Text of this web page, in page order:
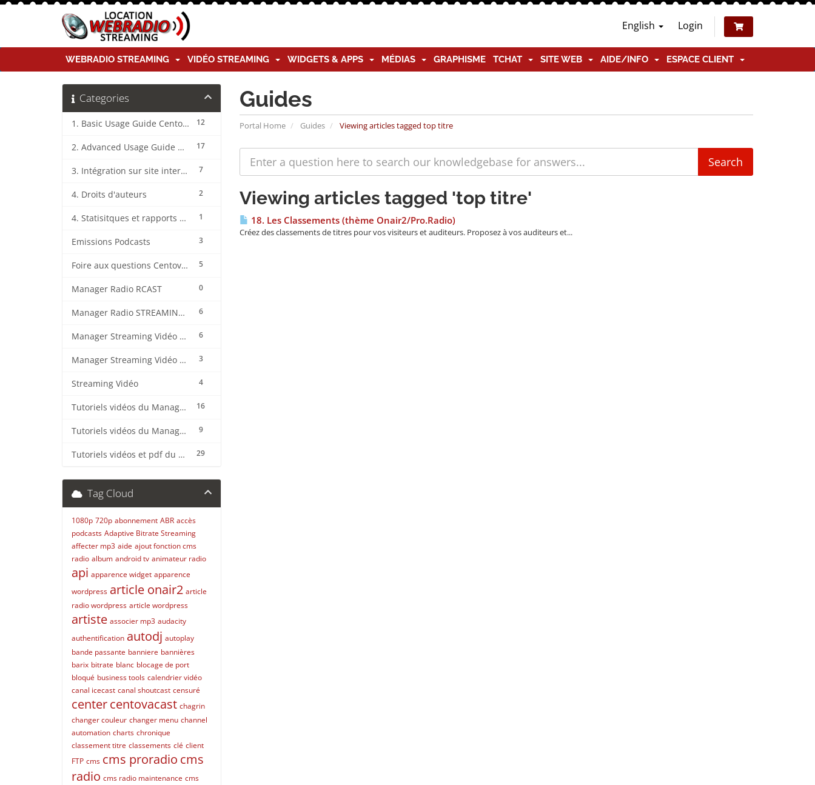
English Login
WEBRADIO STREAMING VIDÉO STREAMING WIDGETS & APPS MÉDIAS GRAPHISME TCHAT SITE WEB AIDE/INFO ESPACE CLIENT
Guides
Portal Home Guides Viewing articles tagged top titre
Categories
12
1. Basic Usage Guide CentovaCast
17
2. Advanced Usage Guide CentovaCast
7
3. Intégration sur site internet CentovaCast
2
4. Droits d'auteurs
1
4. Statisitques et rapports CentovaCast
3
Emissions Podcasts
5
Foire aux questions CentovaCast
0
Manager Radio RCAST
6
Manager Radio STREAMING CENTER
6
Manager Streaming Vidéo TVMCP
3
Manager Streaming Vidéo VDO
4
Streaming Vidéo
16
Tutoriels vidéos du Manager Radio CentovaCast
9
Tutoriels vidéos du Manager Radio STREAMING CENTER
29
Tutoriels vidéos et pdf du CMS Radio Wordpress + OnAir2/Pro.Radio
Viewing articles tagged 'top titre'
18. Les Classements (thème Onair2/Pro.Radio)
Créez des classements de titres pour vos visiteurs et auditeurs. Proposez à vos auditeurs et...
Tag Cloud
1080p 720p abonnement ABR accès
podcasts Adaptive Bitrate Streaming
affecter mp3 aide ajout fonction cms
radio album android tv animateur radio
api apparence widget apparence
wordpress article onair2 article
radio wordpress article wordpress
artiste associer mp3 audacity
authentification autodj autoplay
bande passante banniere bannières
barix bitrate blanc blocage de port
bloqué business tools calendrier vidéo
canal icecast canal shoutcast censuré
centercentovacast chagrin
changer couleur changer menu channel
automation charts chronique
classement titre classements clé client
FTP cms cms proradio cms
radio cms radio maintenance cms